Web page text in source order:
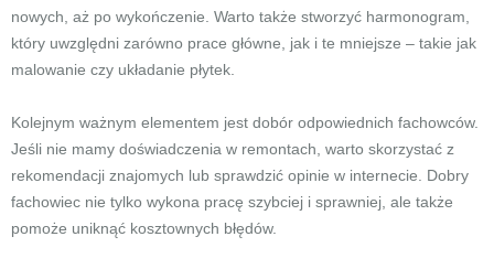
nowych, aż po wykończenie. Warto także stworzyć harmonogram,
który uwzględni zarówno prace główne, jak i te mniejsze – takie jak
malowanie czy układanie płytek.
Kolejnym ważnym elementem jest dobór odpowiednich fachowców.
Jeśli nie mamy doświadczenia w remontach, warto skorzystać z
rekomendacji znajomych lub sprawdzić opinie w internecie. Dobry
fachowiec nie tylko wykona pracę szybciej i sprawniej, ale także
pomoże uniknąć kosztownych błędów.